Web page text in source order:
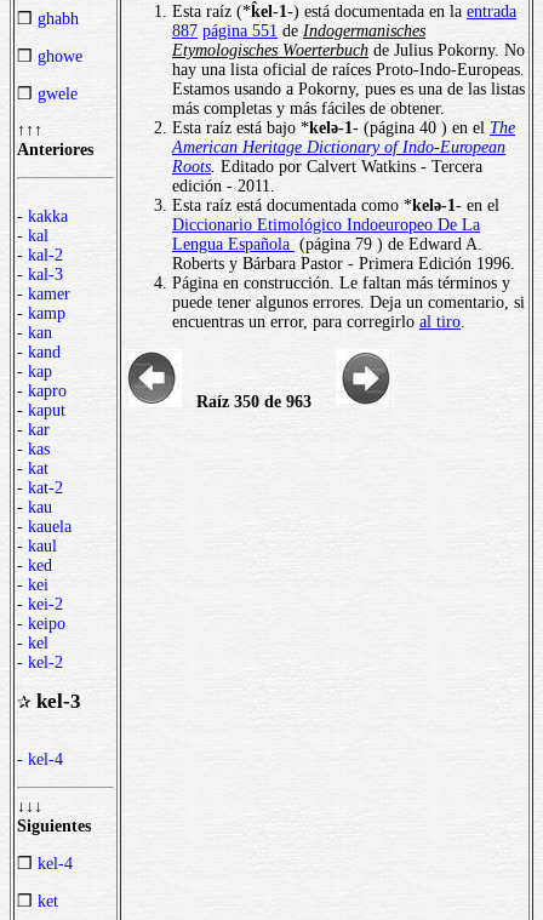
❒ ghabh
❒ ghowe
❒ gwele
↑↑↑
Anteriores
- kakka
- kal
- kal-2
- kal-3
- kamer
- kamp
- kan
- kand
- kap
- kapro
- kaput
- kar
- kas
- kat
- kat-2
- kau
- kauela
- kaul
- ked
- kei
- kei-2
- keipo
- kel
- kel-2
✰ kel-3
- kel-4
↓↓↓
Siguientes
❒ kel-4
❒ ket
Esta raíz (*k̂el-1 -) está documentada en la entrada
887 página 551 de Indogermanisches
Etymologisches Woerterbuch de Julius Pokorny. No
hay una lista oficial de raíces Proto-Indo-Europeas.
Estamos usando a Pokorny, pues es una de las listas
más completas y más fáciles de obtener.
Esta raíz está bajo *kelә-1 - (página 40 ) en el The
American Heritage Dictionary of Indo-European
Roots Editado por Calvert Watkins - Tercera
edición - 2011.
Esta raíz está documentada como *kelә-1 - en el
Diccionario Etimológico Indoeuropeo De La
Lengua Española (página 79 ) de Edward A.
Roberts y Bárbara Pastor - Primera Edición 1996.
Página en construcción. Le faltan más términos y
puede tener algunos errores. Deja un comentario, si
encuentras un error, para corregirlo al tiro
Raíz 350 de 963